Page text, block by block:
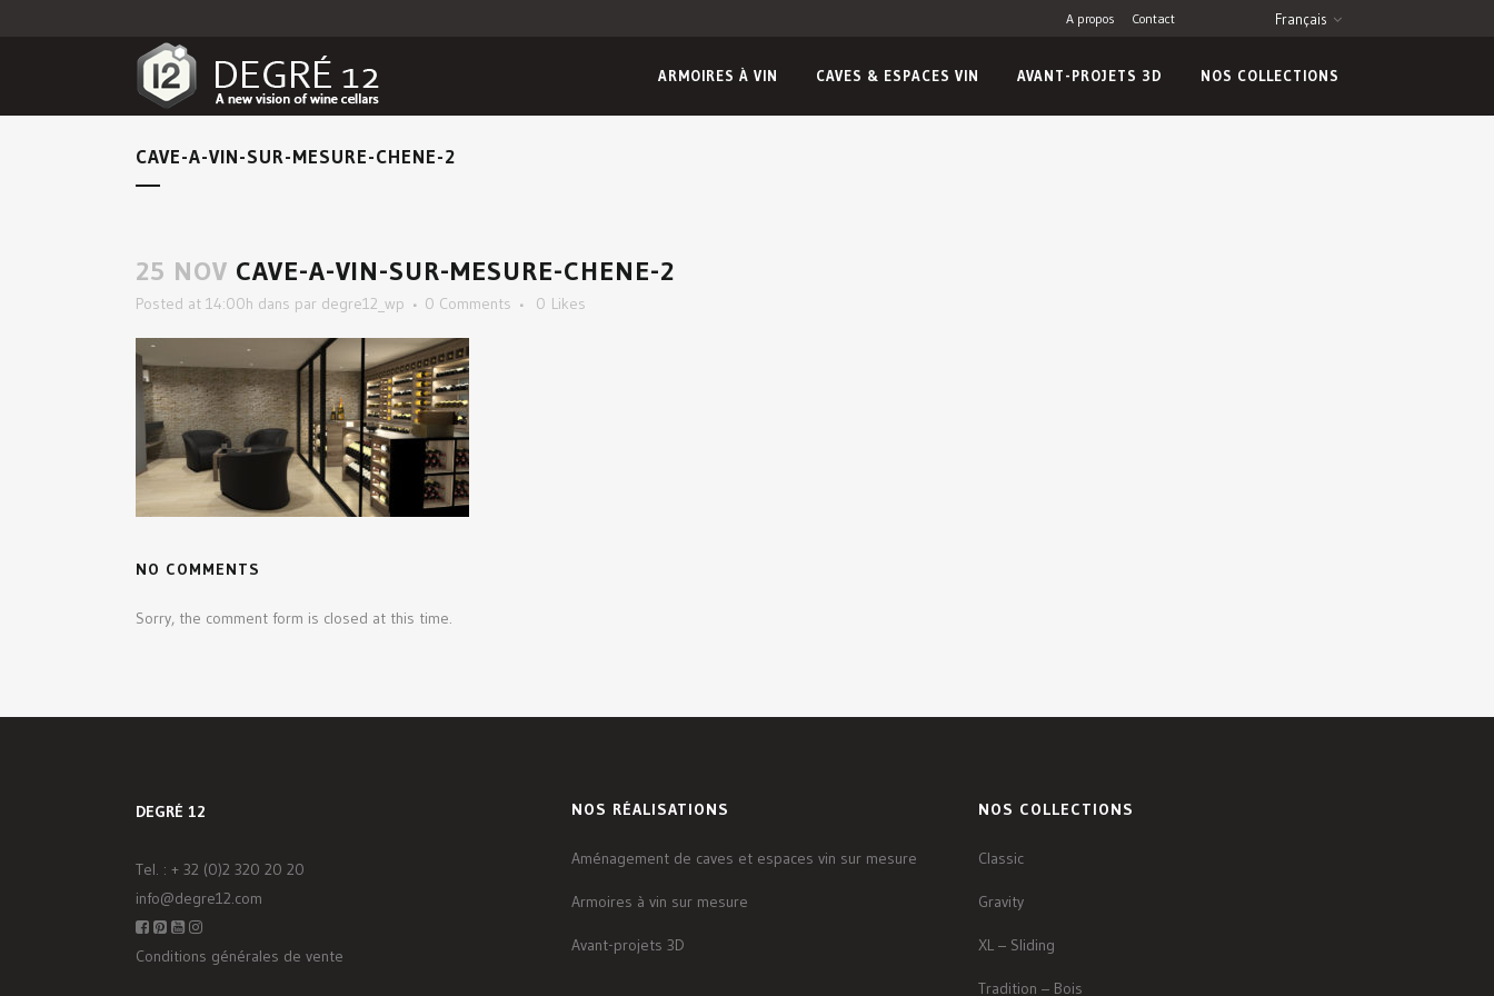
A propos Contact Français
ARMOIRES À VIN CAVES & ESPACES VIN AVANT-PROJETS 3D NOS COLLECTIONS
CAVE-A-VIN-SUR-MESURE-CHENE-2
25 NOV CAVE-A-VIN-SUR-MESURE-CHENE-2
Posted at 14:00h dans par degre12_wp 0 Comments 0 Likes
NO COMMENTS
Sorry, the comment form is closed at this time.
DEGRÉ 12
Tel. : + 32 (0)2 320 20 20
info@degre12.com
Conditions générales de vente
NOS RÉALISATIONS
Aménagement de caves et espaces vin sur mesure
Armoires à vin sur mesure
Avant-projets 3D
NOS COLLECTIONS
Classic
Gravity
XL – Sliding
Tradition – Bois